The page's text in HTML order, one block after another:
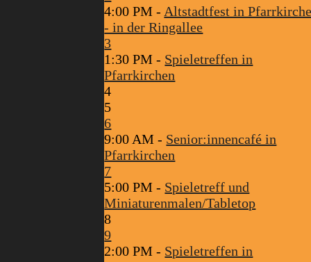
4:00 PM - Altstadtfest in
- in der Ringallee
3
1:30 PM - Spieletreffen in
Pfarrkirchen
4
5
6
9:00 AM - Senior:innencafé in
Pfarrkirchen
7
5:00 PM - Spieletreff und
Miniaturenmalen/Tabletop
8
9
2:00 PM - Spieletreffen in